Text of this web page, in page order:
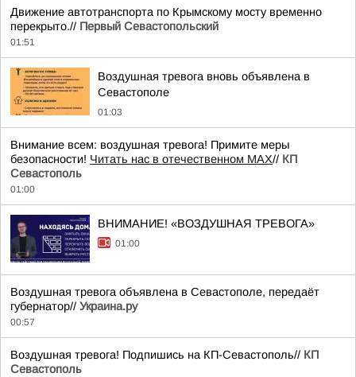
Движение автотранспорта по Крымскому мосту временно
перекрыто.// Первый Севастопольский
01:51
Воздушная тревога вновь объявлена в
Севастополе
01:03
Внимание всем: воздушная тревога! Примите меры
безопасности! Читать нас в отечественном MAX// КП
Севастополь
01:00
ВНИМАНИЕ! «ВОЗДУШНАЯ ТРЕВОГА»
01:00
Воздушная тревога объявлена в Севастополе, передаёт
губернатор// Украина.ру
00:57
Воздушная тревога! Подпишись на КП-Севастополь// КП
Севастополь